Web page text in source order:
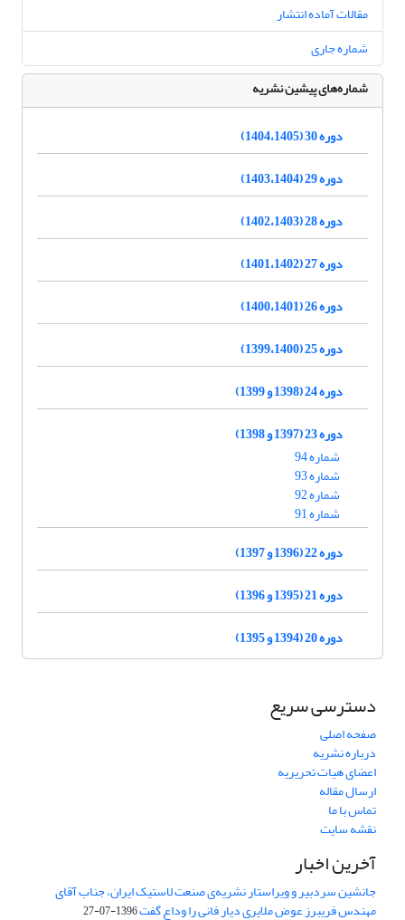
مقالات آماده انتشار
شماره جاری
شماره‌های پیشین نشریه
دوره 30 (1404،1405)
دوره 29 (1403،1404)
دوره 28 (1402،1403)
دوره 27 (1401،1402)
دوره 26 (1400،1401)
دوره 25 (1399،1400)
دوره 24 (1398 و 1399)
دوره 23 (1397 و 1398)
شماره 94
شماره 93
شماره 92
شماره 91
دوره 22 (1396 و 1397)
دوره 21 (1395 و 1396)
دوره 20 (1394 و 1395)
دسترسی سریع
صفحه اصلی
درباره نشریه
اعضای هیات تحریریه
ارسال مقاله
تماس با ما
نقشه سایت
آخرین اخبار
جانشین سردبیر و ویراستار نشریه‌ی صنعت لاستیک ایران، جناب آقای
مهندس فریبرز عوض ملایری دیار فانی را وداع گفت1396-07-27